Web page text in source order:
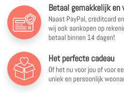
Betaal gemakkelijk en
Naast PayPal, creditcard
wij ook aankopen op
betaal binnen 14 dagen!
Het perfecte cadeau
Of het nu voor jou of voor
uniek en persoonlijk